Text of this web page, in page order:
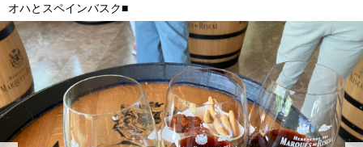
オハとスペインバスク■